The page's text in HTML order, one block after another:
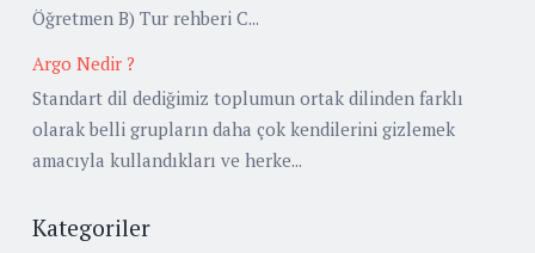
Öğretmen B) Tur rehberi C...
Argo Nedir ?
Standart dil dediğimiz toplumun ortak dilinden farklı
olarak belli grupların daha çok kendilerini gizlemek
amacıyla kullandıkları ve herke...
Kategoriler